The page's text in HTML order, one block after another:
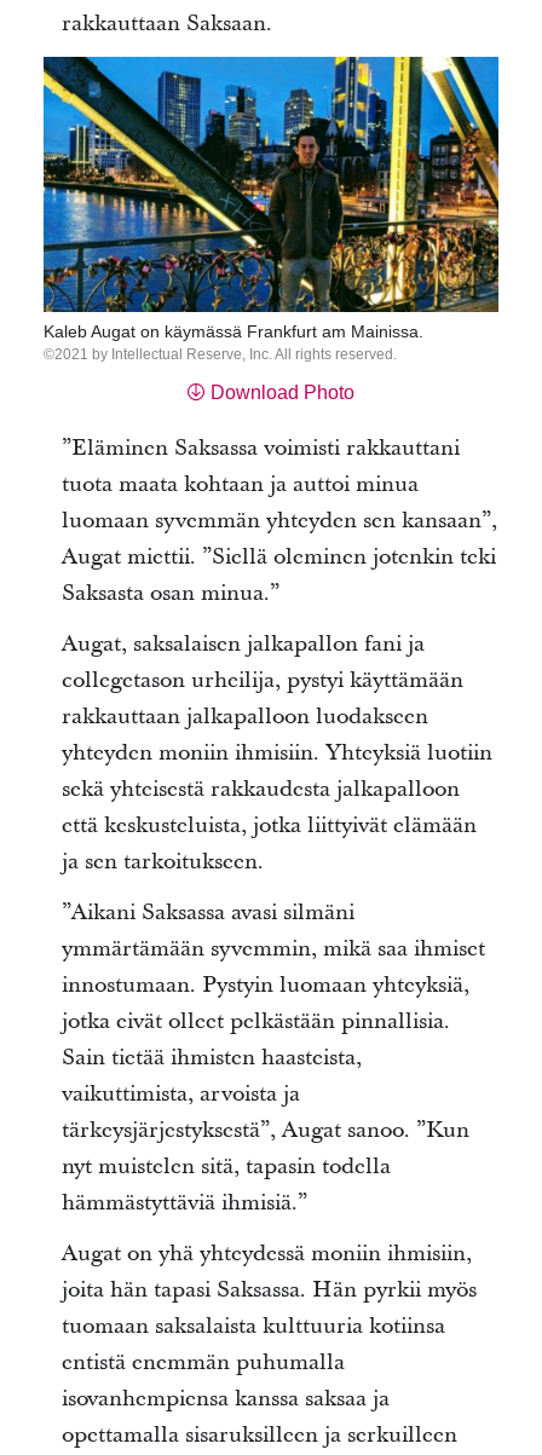
rakkauttaan Saksaan.
Kaleb Augat on käymässä Frankfurt am Mainissa.
2021 by Intellectual Reserve, Inc. All rights reserved.
Download Photo
”Eläminen Saksassa voimisti rakkauttani
tuota maata kohtaan ja auttoi minua
luomaan syvemmän yhteyden sen kansaan”,
Augat miettii. ”Siellä oleminen jotenkin teki
Saksasta osan minua.”
Augat, saksalaisen jalkapallon fani ja
collegetason urheilija, pystyi käyttämään
rakkauttaan jalkapalloon luodakseen
yhteyden moniin ihmisiin. Yhteyksiä luotiin
sekä yhteisestä rakkaudesta jalkapalloon
että keskusteluista, jotka liittyivät elämään
ja sen tarkoitukseen.
”Aikani Saksassa avasi silmäni
ymmärtämään syvemmin, mikä saa ihmiset
innostumaan. Pystyin luomaan yhteyksiä,
jotka eivät olleet pelkästään pinnallisia.
Sain tietää ihmisten haasteista,
vaikuttimista, arvoista ja
tärkeysjärjestyksestä”, Augat sanoo. ”Kun
nyt muistelen sitä, tapasin todella
hämmästyttäviä ihmisiä.”
Augat on yhä yhteydessä moniin ihmisiin,
joita hän tapasi Saksassa. Hän pyrkii myös
tuomaan saksalaista kulttuuria kotiinsa
entistä enemmän puhumalla
isovanhempiensa kanssa saksaa ja
opettamalla sisaruksilleen ja serkuilleen